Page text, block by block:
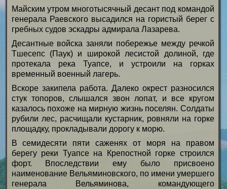
Майским утром многотысячный десант под командой
генерала Раевского высадился на гористый берег с
гребных судов эскадры адмира­ла Лазарева.
Десантные войска заняли побережье между речкой
Тшесепс (Паук) и широкой лесистой до­линой, где
протекала река Туапсе, и устроили на горках
временный военный лагерь.
Вскоре закипела работа. Далеко окрест разносился
стук топоров, слышался звон лопат, и все кругом
казалось похоже на мирную жизнь поселян. Солдаты
рубили лес, расчищали кустарник, ровняли на горке
площадку, прокладывали дорогу к морю.
В семидесяти пяти саженях от моря на правом
берегу реки Туапсе на Крепостной горке строился
форт. Впоследствии ему было присво­ено
наименование Вельяминовского, по имени умершего
генерала Вельяминова, командующе­го